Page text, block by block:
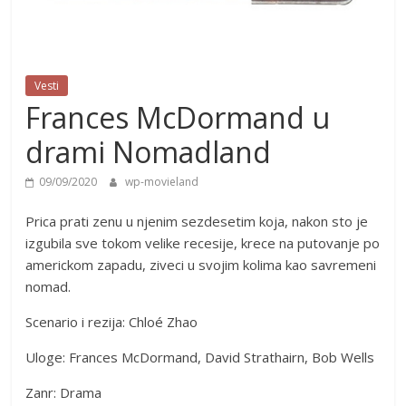
Vesti
Frances McDormand u
drami Nomadland
09/09/2020 wp-movieland
Prica prati zenu u njenim sezdesetim koja, nakon sto je
izgubila sve tokom velike recesije, krece na putovanje po
americkom zapadu, ziveci u svojim kolima kao savremeni
nomad.
Scenario i rezija: Chloé Zhao
Uloge: Frances McDormand, David Strathairn, Bob Wells
Zanr: Drama